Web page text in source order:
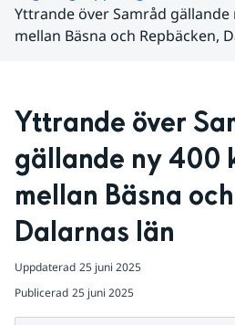
Yttrande över Samråd gällande
mellan Bäsna och Repbäcken,
Yttrande över
gällande ny 400
mellan Bäsna
Dalarnas län
Uppdaterad 25 juni 2025
Publicerad 25 juni 2025